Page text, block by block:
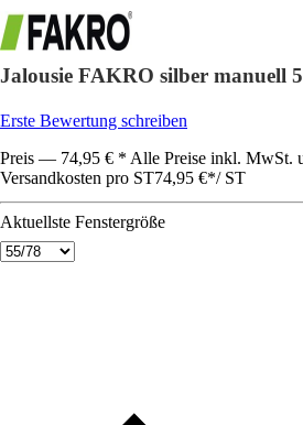
Jalousie FAKRO silber manuell
Erste Bewertung schreiben
Preis — 74,95 € * Alle Preise inkl. MwSt.
Versandkosten pro ST74,95 €*/ ST
Aktuellste Fenstergröße